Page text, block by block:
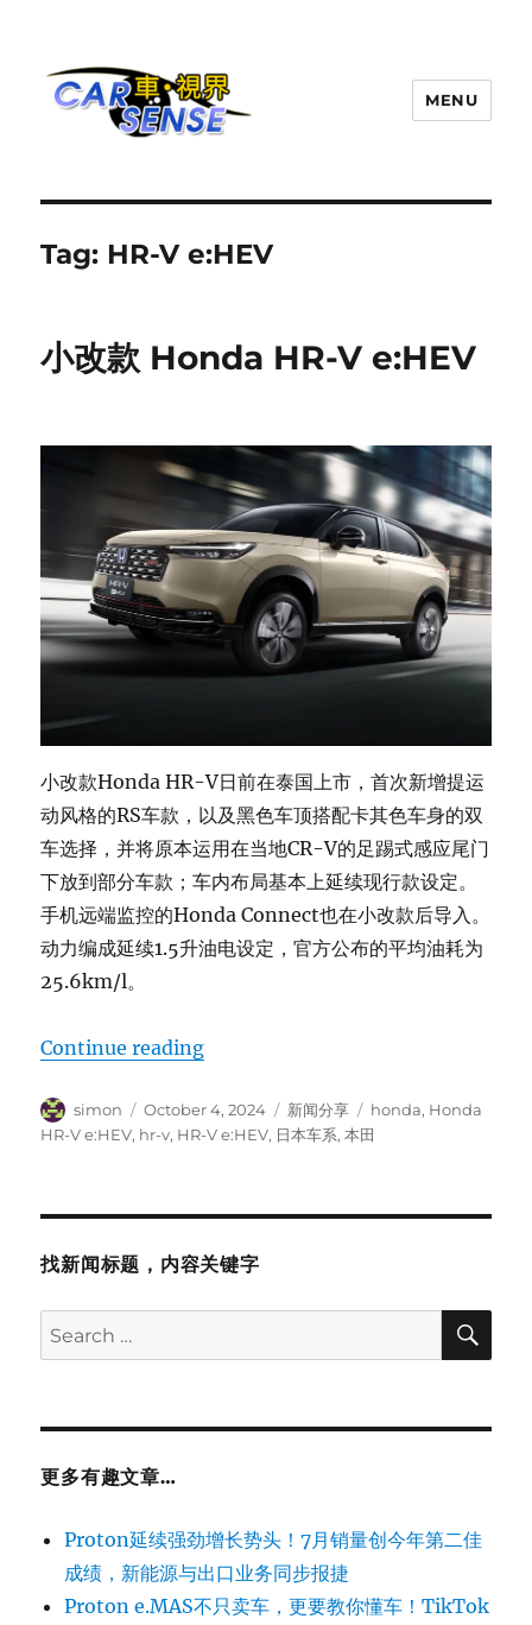
MENU
Tag: HR-V e:HEV
小改款 Honda HR-V e:HEV
小改款Honda HR-V日前在泰国上市，首次新增提运
动风格的RS车款，以及黑色车顶搭配卡其色车身的双
车选择，并将原本运用在当地CR-V的足踢式感应尾门
下放到部分车款；车内布局基本上延续现行款设定。
手机远端监控的Honda Connect也在小改款后导入。
动力编成延续1.5升油电设定，官方公布的平均油耗为
25.6km/l。
Continue reading“小改款 Honda HR-V e:HEV”
Author
simon
Posted
on
October 4, 2024 Categories
新闻分享 Tags
honda, Honda
HR-V e:HEV, hr-v, HR-V e:HEV, 日本车系,本田
找新闻标题，内容关键字
Search
for:
更多有趣文章…
Proton延续强劲增长势头！7月销量创今年第二佳
成绩，新能源与出口业务同步报捷
Proton e.MAS不只卖车，更要教你懂车！TikTok